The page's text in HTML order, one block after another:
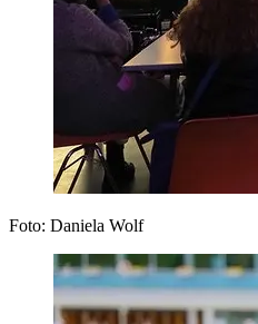
Foto: Daniela Wolf